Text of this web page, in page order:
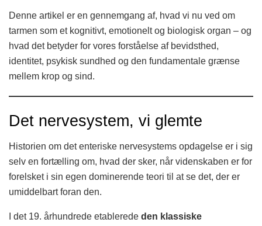
Denne artikel er en gennemgang af, hvad vi nu ved om
tarmen som et kognitivt, emotionelt og biologisk organ – og
hvad det betyder for vores forståelse af bevidsthed,
identitet, psykisk sundhed og den fundamentale grænse
mellem krop og sind.
Det nervesystem, vi glemte
Historien om det enteriske nervesystems opdagelse er i sig
selv en fortælling om, hvad der sker, når videnskaben er for
forelsket i sin egen dominerende teori til at se det, der er
umiddelbart foran den.
I det 19. århundrede etablerede den klassiske